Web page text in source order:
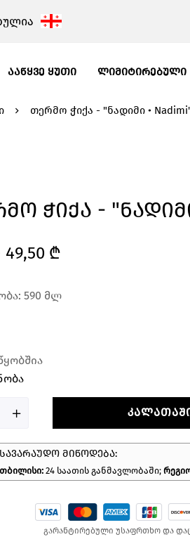
ᲐᲐᲬᲧᲕᲔ ᲧᲣᲗᲘ ᲚᲘᲛᲘᲢᲘᲠᲔᲑᲣᲚᲘ
თერმო ჭიქა - "ნადიმი •
Ჭიქა -
49,50 ₾
590 მლ
ᲡᲐᲕᲐᲠᲐᲣᲓᲝ ᲛᲘᲬᲝᲓᲔᲑᲐ:
თბილისი: 24 საათის განმავლობაში;
გარანტირებული უსაფრთხო და